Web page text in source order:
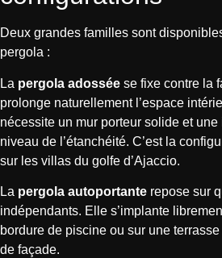
Deux grandes familles sont
pergola :
La pergola adossée se fixe contre la
prolonge naturellement l’espace
nécessite un mur porteur solide et
niveau de l’étanchéité. C’est la
sur les villas du golfe d’Ajaccio.
La pergola autoportante repose sur
indépendants. Elle s’implante
bordure de piscine ou sur une
de façade.